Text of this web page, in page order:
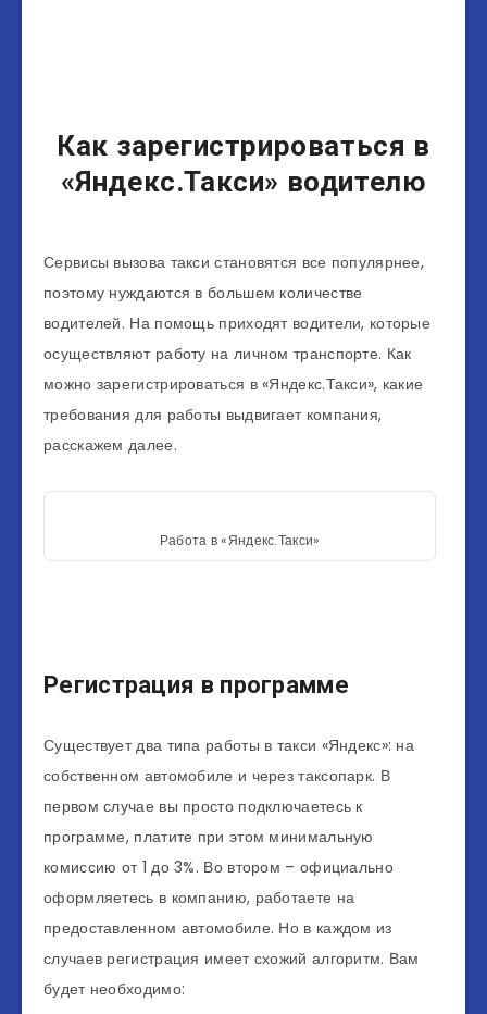
Как зарегистрироваться в
«Яндекс.Такси» водителю
Сервисы вызова такси становятся все популярнее,
поэтому нуждаются в большем количестве
водителей. На помощь приходят водители, которые
осуществляют работу на личном транспорте. Как
можно зарегистрироваться в «Яндекс.Такси», какие
требования для работы выдвигает компания,
расскажем далее.
Работа в «Яндекс.Такси»
Регистрация в программе
Существует два типа работы в такси «Яндекс»: на
собственном автомобиле и через таксопарк. В
первом случае вы просто подключаетесь к
программе, платите при этом минимальную
комиссию от 1 до 3%. Во втором – официально
оформляетесь в компанию, работаете на
предоставленном автомобиле. Но в каждом из
случаев регистрация имеет схожий алгоритм. Вам
будет необходимо: